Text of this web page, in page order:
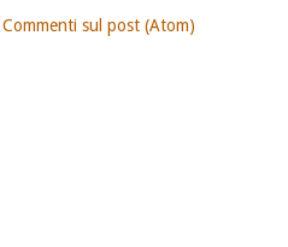
Commenti sul post (Atom)